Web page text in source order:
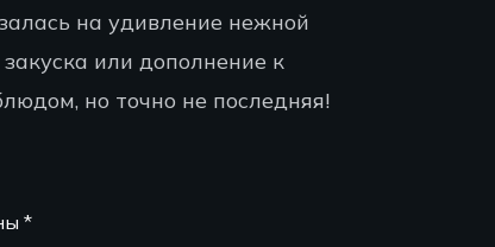
на удивление нежной
или дополнение к
но точно не последняя!
*